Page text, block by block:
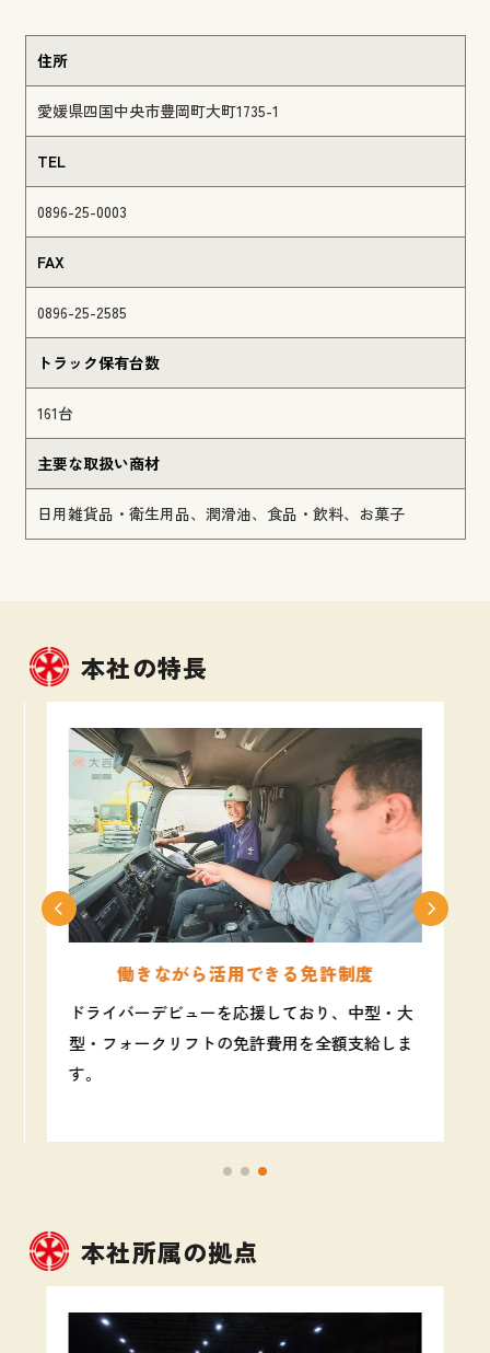
住所
愛媛県四国中央市豊岡町大町1735-1
TEL
0896-25-0003
FAX
0896-25-2585
トラック保有台数
161台
主要な取扱い商材
日用雑貨品・衛生用品、潤滑油、食品・飲料、お菓子
本社の特長
働きながら活用できる免許制度
ドライバーデビューを応援しており、中型・大
型・フォークリフトの免許費用を全額支給しま
す。
本社所属の拠点